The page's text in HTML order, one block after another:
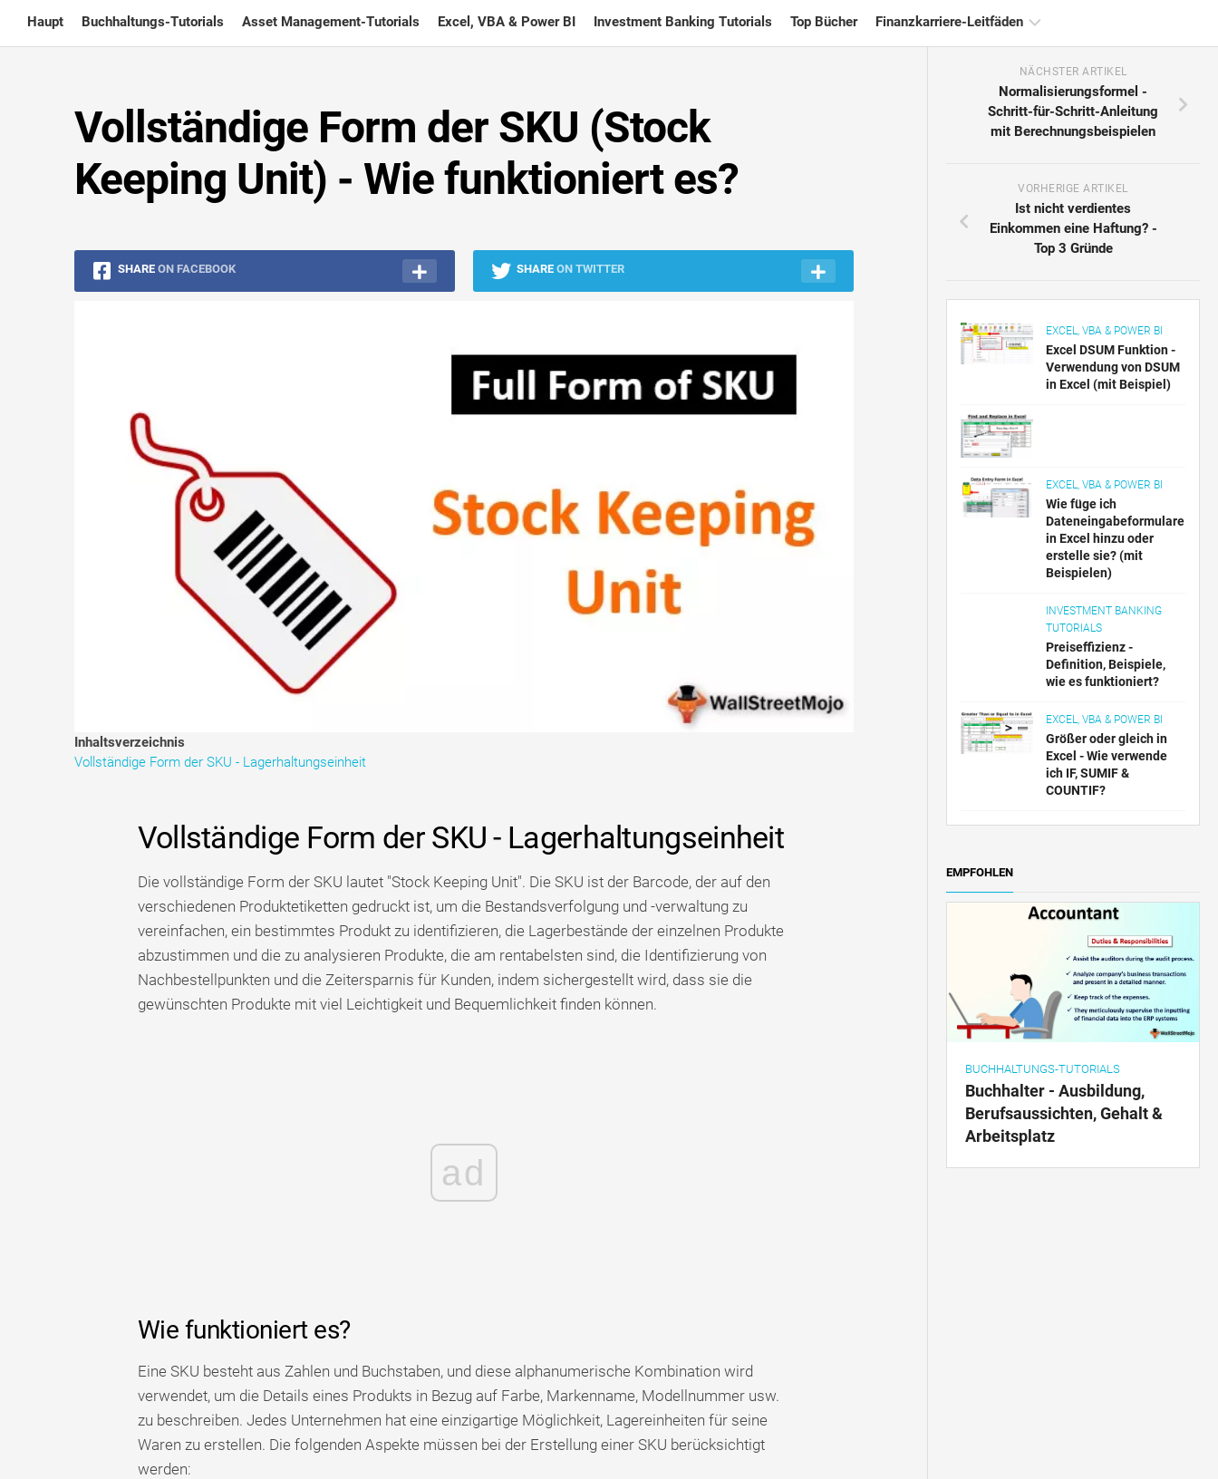
content
Haupt Buchhaltungs-Tutorials Asset Management-Tutorials Excel, VBA & Power BI Investment Banking Tutorials Top Bücher Finanzkarriere-Leitfäden
Finanzzertifizierung
Risikomanagement-
Vollständige Form der SKU (Stock
Keeping Unit) - Wie funktioniert es?
SHARE ON FACEBOOK SHARE ON TWITTER
Inhaltsverzeichnis
Vollständige Form der SKU - Lagerhaltungseinheit
Vollständige Form der SKU - Lagerhaltungseinheit
Die vollständige Form der SKU lautet "Stock Keeping Unit". Die SKU ist der Barcode, der auf den
verschiedenen Produktetiketten gedruckt ist, um die Bestandsverfolgung und -verwaltung zu
vereinfachen, ein bestimmtes Produkt zu identifizieren, die Lagerbestände der einzelnen Produkte
abzustimmen und die zu analysieren Produkte, die am rentabelsten sind, die Identifizierung von
Nachbestellpunkten und die Zeitersparnis für Kunden, indem sichergestellt wird, dass sie die
gewünschten Produkte mit viel Leichtigkeit und Bequemlichkeit finden können.
ad
Wie funktioniert es?
Eine SKU besteht aus Zahlen und Buchstaben, und diese alphanumerische Kombination wird
verwendet, um die Details eines Produkts in Bezug auf Farbe, Markenname, Modellnummer usw.
zu beschreiben. Jedes Unternehmen hat eine einzigartige Möglichkeit, Lagereinheiten für seine
Waren zu erstellen. Die folgenden Aspekte müssen bei der Erstellung einer SKU berücksichtigt
werden:
NÄCHSTER ARTIKEL
Normalisierungsformel -
Schritt-für-Schritt-Anleitung
mit Berechnungsbeispielen
VORHERIGE ARTIKEL
Ist nicht verdientes
Einkommen eine Haftung? -
Top 3 Gründe
EXCEL, VBA & POWER BI
Excel DSUM Funktion -
Verwendung von DSUM
in Excel (mit Beispiel)
EXCEL, VBA & POWER BI
Wie füge ich
Dateneingabeformulare
in Excel hinzu oder
erstelle sie? (mit
Beispielen)
INVESTMENT BANKING
TUTORIALS
Preiseffizienz -
Definition, Beispiele,
wie es funktioniert?
EXCEL, VBA & POWER BI
Größer oder gleich in
Excel - Wie verwende
ich IF, SUMIF &
COUNTIF?
EMPFOHLEN
BUCHHALTUNGS-TUTORIALS
Buchhalter - Ausbildung,
Berufsaussichten, Gehalt &
Arbeitsplatz